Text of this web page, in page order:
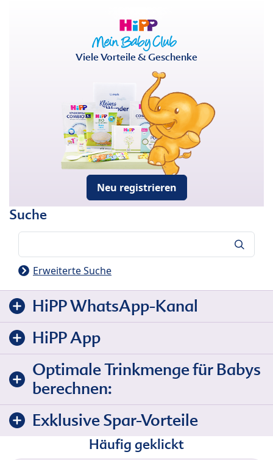
Viele Vorteile & Geschenke
Neu registrieren
Suche
Erweiterte Suche
HiPP WhatsApp-Kanal
HiPP App
Optimale Trinkmenge für Babys
berechnen:
Exklusive Spar-Vorteile
Häufig geklickt